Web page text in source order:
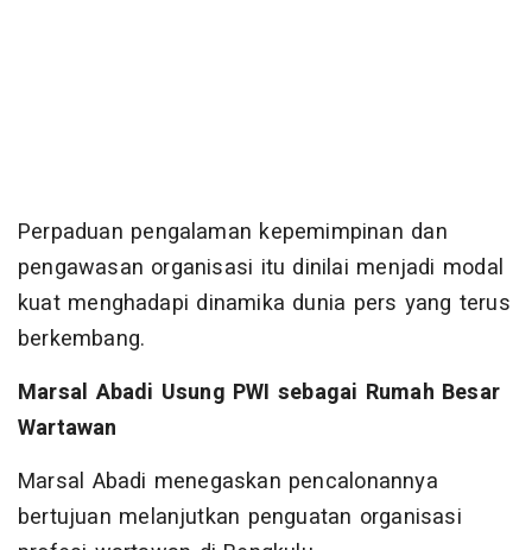
Perpaduan pengalaman kepemimpinan dan
pengawasan organisasi itu dinilai menjadi modal
kuat menghadapi dinamika dunia pers yang terus
berkembang.
Marsal Abadi Usung PWI sebagai Rumah Besar
Wartawan
Marsal Abadi menegaskan pencalonannya
bertujuan melanjutkan penguatan organisasi